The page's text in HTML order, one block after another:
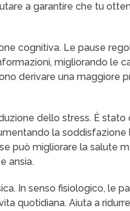
a garantire che tu
cognitiva. Le pause
migliorando le
derivare una maggiore
dello stress. È
la
può migliorare la salute
ansia.
In senso fisiologico, le
quotidiana. Aiuta a